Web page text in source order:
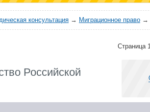
консультация → Миграционное право →
Страница
Российской